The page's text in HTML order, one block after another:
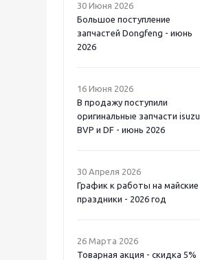
30 Июня 2026
Большое поступление
запчастей Dongfeng - июнь
2026
16 Июня 2026
В продажу поступили
оригинальные запчасти isuzu
BVP и DF - июнь 2026
30 Апреля 2026
График к работы на майские
праздники - 2026 год
26 Марта 2026
Товарная акция - скидка 5%